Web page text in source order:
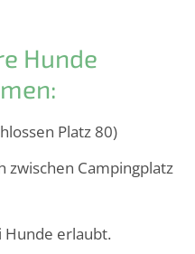
Hunde
Platz 80)
zwischen Campingplatz
Hunde erlaubt.